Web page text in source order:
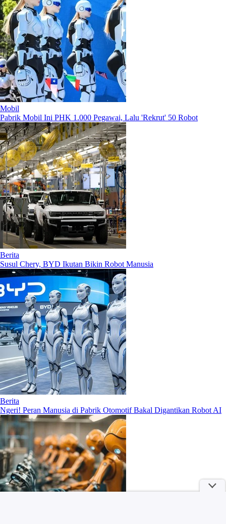
Mobil
Pabrik Mobil Ini PHK 1.000 Pegawai, Lalu 'Rekrut' 50 Robot
Berita
Susul Chery, BYD Ikutan Bikin Robot Manusia
Berita
Ngeri! Peran Manusia di Pabrik Otomotif Bakal Digantikan Robot AI